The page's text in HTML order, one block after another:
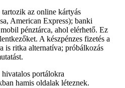
az online kártyás
American Express); banki
pénztárca, ahol elérhető. Ez
A készpénzes fizetés a
is ritka alternatíva; próbálkozás
portálokra
hamis oldalak léteznek.